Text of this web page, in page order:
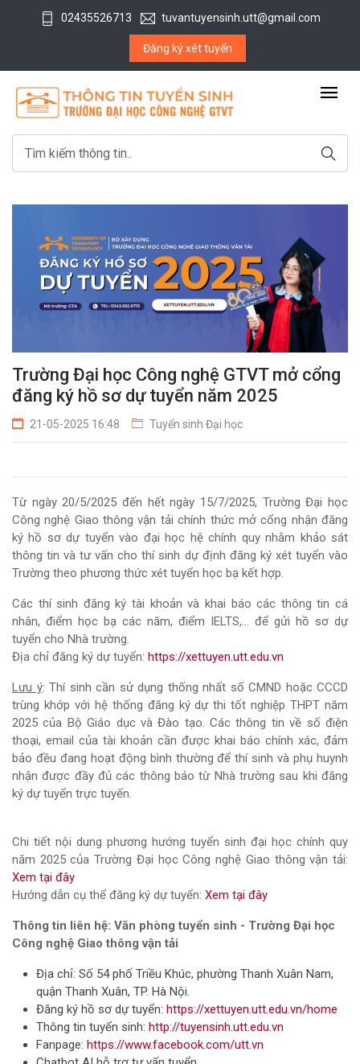
02435526713 tuvantuyensinh.utt@gmail.com
Đăng ký xét tuyển
Trường Đại học Công nghệ GTVT mở cổng
đăng ký hồ sơ dự tuyển năm 2025
21-05-2025 16:48 Tuyển sinh Đại học
Từ ngày 20/5/2025 đến hết ngày 15/7/2025, Trường Đại học
Công nghệ Giao thông vận tải chính thức mở cổng nhận đăng
ký hồ sơ dự tuyển vào đại học hệ chính quy nhằm khảo sát
thông tin và tư vấn cho thí sinh dự định đăng ký xét tuyển vào
Trường theo phương thức xét tuyển học bạ kết hợp.
Các thí sinh đăng ký tài khoản và khai báo các thông tin cá
nhân, điểm học bạ các năm, điểm IELTS,... để gửi hồ sơ dự
tuyển cho Nhà trường.
Địa chỉ đăng ký dự tuyển: https://xettuyen.utt.edu.vn
Lưu ý: Thí sinh cần sử dụng thống nhất số CMND hoặc CCCD
trùng khớp với hệ thống đăng ký dự thi tốt nghiệp THPT năm
2025 của Bộ Giáo dục và Đào tạo. Các thông tin về số điện
thoại, email của tài khoản cần được khai báo chính xác, đảm
bảo đều đang hoạt động bình thường để thí sinh và phụ huynh
nhận được đầy đủ các thông báo từ Nhà trường sau khi đăng
ký dự tuyển trực tuyến.
Chi tiết nội dung phương hướng tuyển sinh đại học chính quy
năm 2025 của Trường Đại học Công nghệ Giao thông vận tải:
Xem tại đây
Hướng dẫn cụ thể đăng ký dự tuyển: Xem tại đây
Thông tin liên hệ: Văn phòng tuyển sinh - Trường Đại học
Công nghệ Giao thông vận tải
Địa chỉ: Số 54 phố Triều Khúc, phường Thanh Xuân Nam,
quận Thanh Xuân, TP. Hà Nội.
Đăng ký hồ sơ dự tuyển: https://xettuyen.utt.edu.vn/home
Thông tin tuyển sinh: http://tuyensinh.utt.edu.vn
Fanpage: https://www.facebook.com/utt.vn